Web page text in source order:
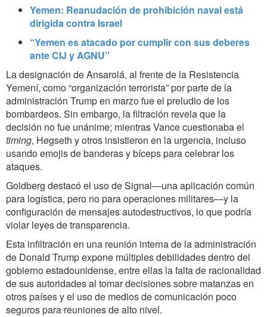
Yemen: Reanudación de prohibición naval está
dirigida contra Israel
“Yemen es atacado por cumplir con sus deberes
ante CIJ y AGNU”
La designación de Ansarolá, al frente de la Resistencia
Yemení, como “organización terrorista” por parte de la
administración Trump en marzo fue el preludio de los
bombardeos. Sin embargo, la filtración revela que la
decisión no fue unánime; mientras Vance cuestionaba el
timing, Hegseth y otros insistieron en la urgencia, incluso
usando emojis de banderas y bíceps para celebrar los
ataques.
Goldberg destacó el uso de Signal—una aplicación común
para logística, pero no para operaciones militares—y la
configuración de mensajes autodestructivos, lo que podría
violar leyes de transparencia.
Esta infiltración en una reunión interna de la administración
de Donald Trump expone múltiples debilidades dentro del
gobierno estadounidense, entre ellas la falta de racionalidad
de sus autoridades al tomar decisiones sobre matanzas en
otros países y el uso de medios de comunicación poco
seguros para reuniones de alto nivel.